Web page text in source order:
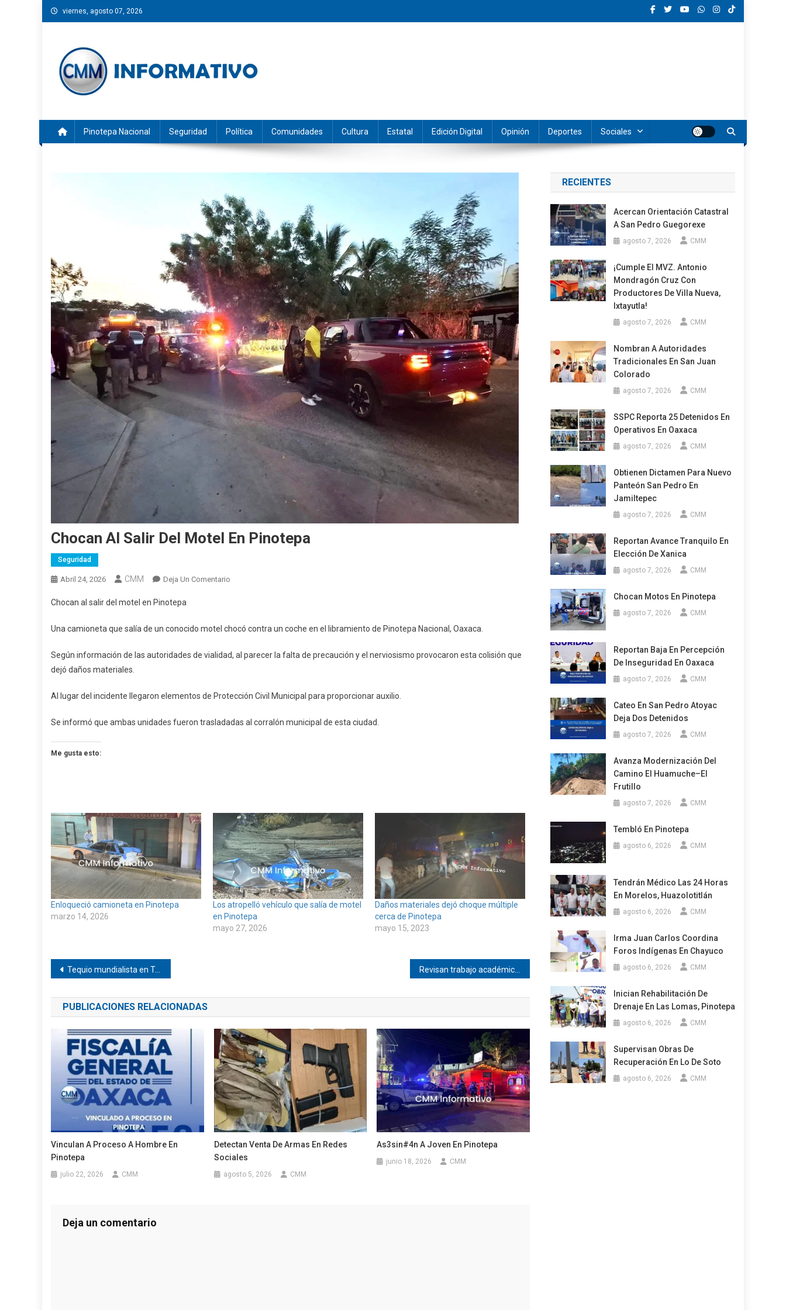
Saltar
al
viernes, agosto 07, 2026
Pinotepa Nacional Seguridad Política Comunidades Cultura Estatal Edición Digital Opinión Deportes Sociales
Chocan Al Salir Del Motel En Pinotepa
Seguridad
Abril 24, 2026 CMM Deja Un Comentario
Del
En
Chocan al salir del motel en Pinotepa
Una camioneta que salía de un conocido motel chocó contra un coche en el libramiento de Pinotepa Nacional, Oaxaca.
Según información de las autoridades de vialidad, al parecer la falta de precaución y el nerviosismo provocaron esta colisión que
dejó daños materiales.
Al lugar del incidente llegaron elementos de Protección Civil Municipal para proporcionar auxilio.
Se informó que ambas unidades fueron trasladadas al corralón municipal de esta ciudad.
Me gusta esto:
Enloqueció camioneta en Pinotepa
marzo 14, 2026
Los atropelló vehículo que salía de motel
en Pinotepa
mayo 27, 2026
Daños materiales dejó choque múltiple
cerca de Pinotepa
mayo 15, 2023
Navegación
de
entradas
Tequio mundialista en Tepetlapa
PUBLICACIONES RELACIONADAS
Vinculan A Proceso A Hombre En
Pinotepa
julio 22, 2026 CMM
Detectan Venta De Armas En Redes
Sociales
agosto 5, 2026 CMM
As3sin#4n A Joven En Pinotepa
junio 18, 2026 CMM
Deja un comentario
RECIENTES
Acercan Orientación Catastral
A San Pedro Guegorexe
agosto 7, 2026 CMM
¡Cumple El MVZ. Antonio
Mondragón Cruz Con
Productores De Villa Nueva,
Ixtayutla!
agosto 7, 2026 CMM
Nombran A Autoridades
Tradicionales En San Juan
Colorado
agosto 7, 2026 CMM
SSPC Reporta 25 Detenidos En
Operativos En Oaxaca
agosto 7, 2026 CMM
Obtienen Dictamen Para Nuevo
Panteón San Pedro En
Jamiltepec
agosto 7, 2026 CMM
Reportan Avance Tranquilo En
Elección De Xanica
agosto 7, 2026 CMM
Chocan Motos En Pinotepa
agosto 7, 2026 CMM
Reportan Baja En Percepción
De Inseguridad En Oaxaca
agosto 7, 2026 CMM
Cateo En San Pedro Atoyac
Deja Dos Detenidos
agosto 7, 2026 CMM
Avanza Modernización Del
Camino El Huamuche–El
Frutillo
agosto 7, 2026 CMM
Tembló En Pinotepa
agosto 6, 2026 CMM
Tendrán Médico Las 24 Horas
En Morelos, Huazolotitlán
agosto 6, 2026 CMM
Irma Juan Carlos Coordina
Foros Indígenas En Chayuco
agosto 6, 2026 CMM
Inician Rehabilitación De
Drenaje En Las Lomas, Pinotepa
agosto 6, 2026 CMM
Supervisan Obras De
Recuperación En Lo De Soto
agosto 6, 2026 CMM